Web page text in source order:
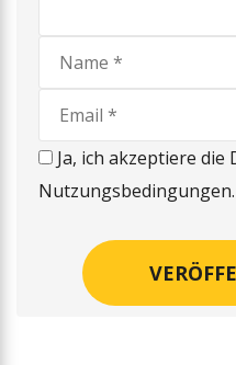
Ja, ich akzeptiere
Nutzungsbedingungen.